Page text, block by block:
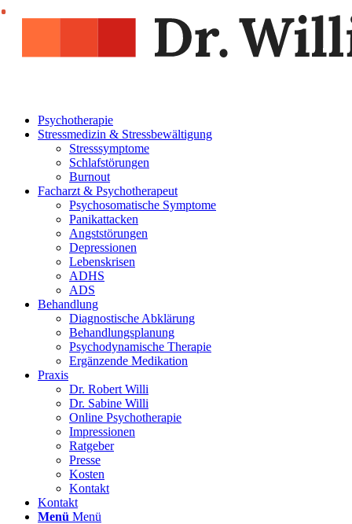
Psychotherapie
Stressmedizin & Stressbewältigung
Stresssymptome
Schlafstörungen
Burnout
Facharzt & Psychotherapeut
Psychosomatische Symptome
Panikattacken
Angststörungen
Depressionen
Lebenskrisen
ADHS
ADS
Behandlung
Diagnostische Abklärung
Behandlungsplanung
Psychodynamische Therapie
Ergänzende Medikation
Praxis
Dr. Robert Willi
Dr. Sabine Willi
Online Psychotherapie
Impressionen
Ratgeber
Presse
Kosten
Kontakt
Kontakt
Menü Menü